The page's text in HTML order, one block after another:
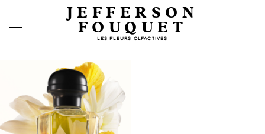
JEFFERSON
FOUQUET
LES FLEURS OLFACTIVES